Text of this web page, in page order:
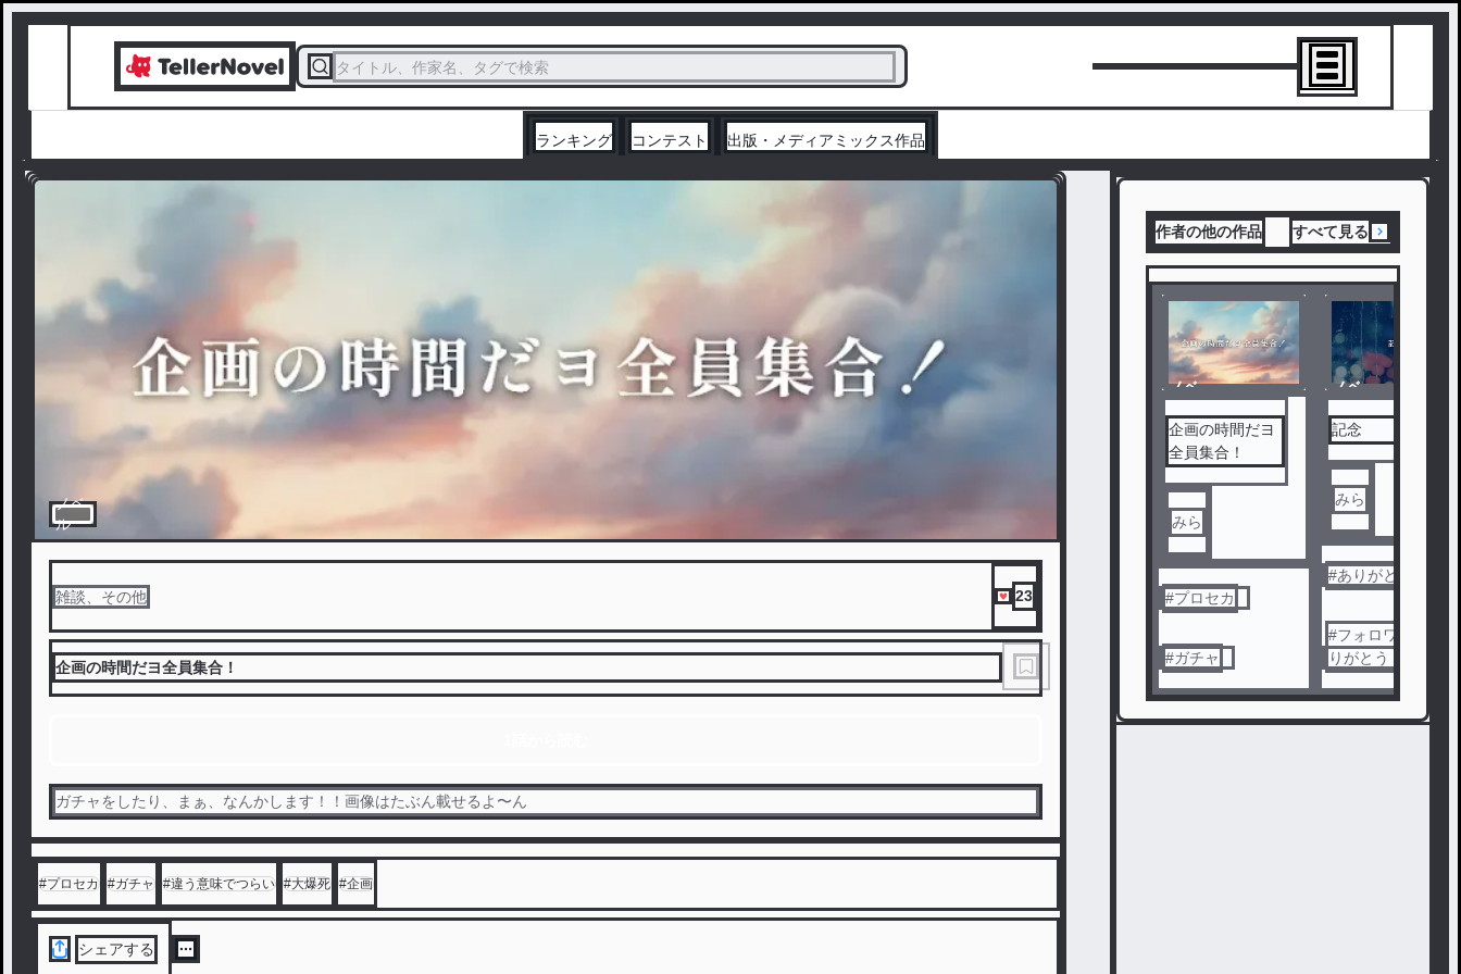
タイトル、作家名、タグで検索
ランキング コンテスト 出版・メディアミックス作品
ノベ
ル
雑談、その他 23
企画の時間だヨ全員集合！
ガチャをしたり、まぁ、なんかします！！画像はたぶん載せるよ〜ん
#プロセカ #ガチャ #違う意味でつらい #大爆死 #企画
シェアする
作者の他の作品 すべて見る
ノベ
企画の時間だヨ
全員集合！
みら
#プロセカ
#ガチャ
ノベ
記念
みら
#ありがとう
#フォロワーさんあ
りがとう